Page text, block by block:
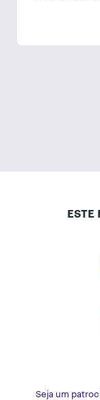
ESTE
Seja um